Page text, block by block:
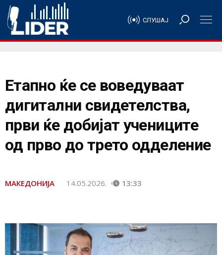
СЛУШАЈ
Етапно ќе се воведуваат
дигитални свидетелства,
први ќе добијат учениците
од прво до трето одделение
МАКЕДОНИЈА 14.05.2026. 13:33